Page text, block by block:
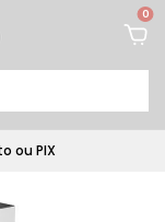
0
ou PIX